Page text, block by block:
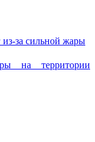
за сильной жары
на территории